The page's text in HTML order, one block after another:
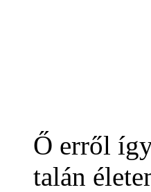
Ő erről
talán